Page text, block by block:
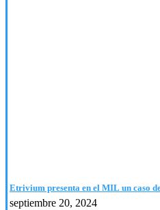
Etrivium presenta en el MIL un caso
septiembre 20, 2024